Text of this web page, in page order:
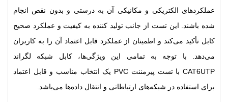
عملکردهای الکتریکی و مکانیکی آن به درستی و بدون نقص انجام
شده باشند. این تست از جانب تولید کننده به کیفیت و عملکرد صحیح
کابل تأکید می‌کند و اطمینان از عملکرد قابل اعتماد آن را به کاربران
می‌دهد. با توجه به تمامی این ویژگی‌ها، کابل شبکه لگراند
CAT6UTP با تست پیرمننت PVC یک انتخاب مناسب و قابل اعتماد
برای استفاده در شبکه‌های ارتباطاتی و انتقال داده‌ها می‌باشد.